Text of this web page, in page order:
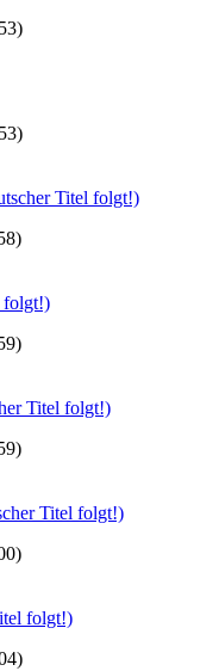
Titel folgt!)
folgt!)
Titel folgt!)
Titel folgt!)
folgt!)